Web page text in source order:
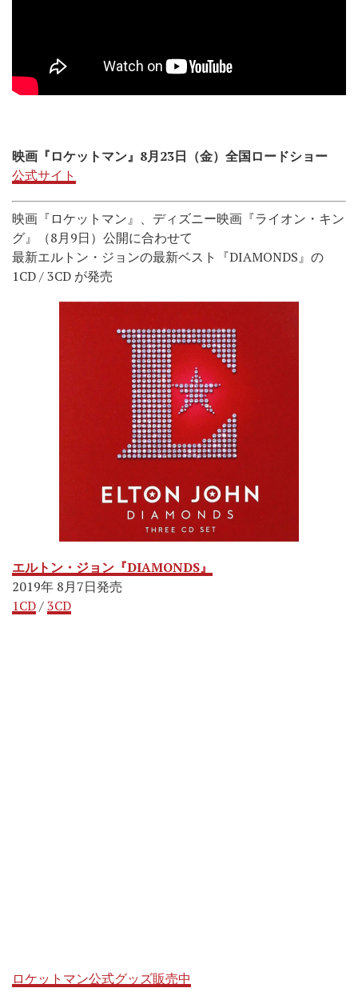
映画『ロケットマン』8月23日（金）全国ロードショー
公式サイト
映画『ロケットマン』、ディズニー映画『ライオン・キン
グ』（8月9日）公開に合わせて
最新エルトン・ジョンの最新ベスト『DIAMONDS』の
1CD / 3CD が発売
エルトン・ジョン『DIAMONDS』
2019年 8月7日発売
1CD/3CD
ロケットマン公式グッズ販売中